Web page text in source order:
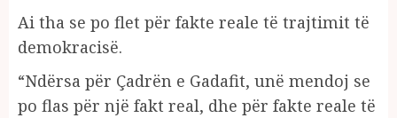
Ai tha se po flet për fakte reale të trajtimit të
demokracisë.
“Ndërsa për Çadrën e Gadafit, unë mendoj se
po flas për një fakt real, dhe për fakte reale të